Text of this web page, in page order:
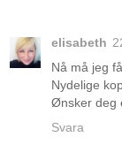
elisabeth
Nå må jeg
Nydelige
Ønsker deg
Svara